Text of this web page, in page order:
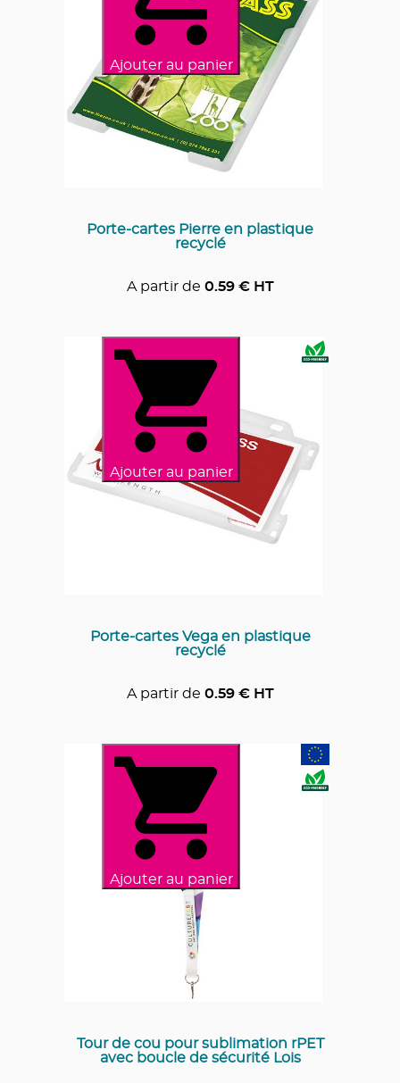
Ajouter au panier
Porte-cartes Pierre en plastique
recyclé
A partir de 0.59€ HT
Ajouter au panier
Porte-cartes Vega en plastique
recyclé
A partir de 0.59€ HT
Ajouter au panier
Tour de cou pour sublimation rPET
avec boucle de sécurité Lois